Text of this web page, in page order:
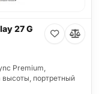
27 G
Premium,
высоты, портретный